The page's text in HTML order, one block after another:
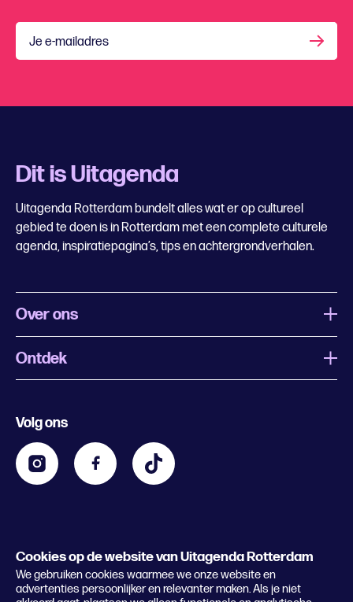
Cookies op de website van Uitagenda Rotterdam
We gebruiken cookies waarmee we onze website en
advertenties persoonlijker en relevanter maken. Als je niet
Je e-mailadres
Dit is Uitagenda
Uitagenda Rotterdam bundelt alles wat er op cultureel
gebied te doen is in Rotterdam met een complete culturele
agenda, inspiratiepagina’s, tips en achtergrondverhalen.
Over ons
Wat is Uitagenda Rotterdam
Contact
Zakelijk
Lees het magazine
Ontdek
Kids
Volg ons
© 2026 Rotterdam Festivals